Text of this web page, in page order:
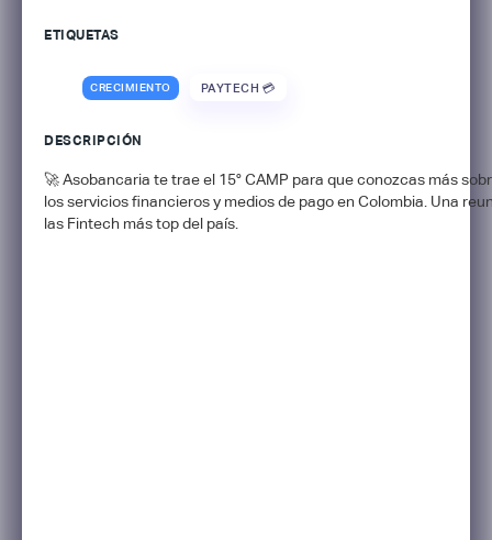
ETIQUETAS
CRECIMIENTO PAYTECH 💳
DESCRIPCIÓN
🚀 Asobancaria te trae el 15° CAMP para que conozcas más
los servicios financieros y medios de pago en Colombia. Una
las Fintech más top del país.